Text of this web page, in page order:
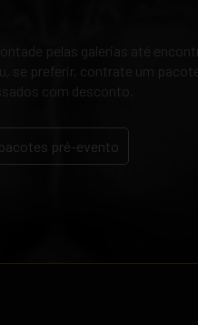
pelas galerias até
se preferir, contrate um
com desconto.
pré-evento